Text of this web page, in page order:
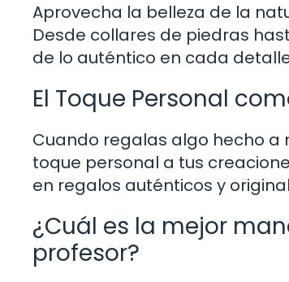
Aprovecha la belleza de la
Desde collares de piedras
de lo auténtico en cada
El Toque Personal
Cuando regalas algo hecho a
toque personal a tus
en regalos auténticos y
¿Cuál es la mejor
profesor?